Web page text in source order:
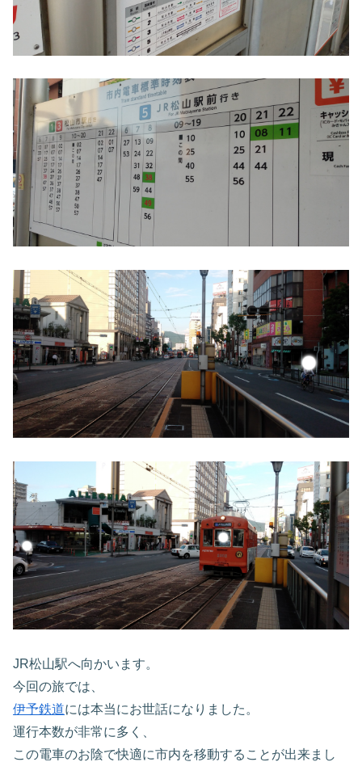
JR松山駅へ向かいます。
今回の旅では、
伊予鉄道には本当にお世話になりました。
運行本数が非常に多く、
この電車のお陰で快適に市内を移動することが出来まし